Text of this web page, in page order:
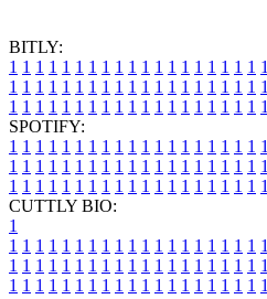
BITLY:
1 1 1 1 1 1 1 1 1 1 1 1 1 1 1 1 1 1 1 1
1 1 1 1 1 1 1 1 1 1 1 1 1 1 1 1 1 1 1 1
1 1 1 1 1 1 1 1 1 1 1 1 1 1 1 1 1 1 1 1
SPOTIFY:
1 1 1 1 1 1 1 1 1 1 1 1 1 1 1 1 1 1 1 1
1 1 1 1 1 1 1 1 1 1 1 1 1 1 1 1 1 1 1 1
1 1 1 1 1 1 1 1 1 1 1 1 1 1 1 1 1 1 1 1
CUTTLY BIO:
1
1 1 1 1 1 1 1 1 1 1 1 1 1 1 1 1 1 1 1 1
1 1 1 1 1 1 1 1 1 1 1 1 1 1 1 1 1 1 1 1
1 1 1 1 1 1 1 1 1 1 1 1 1 1 1 1 1 1 1 1